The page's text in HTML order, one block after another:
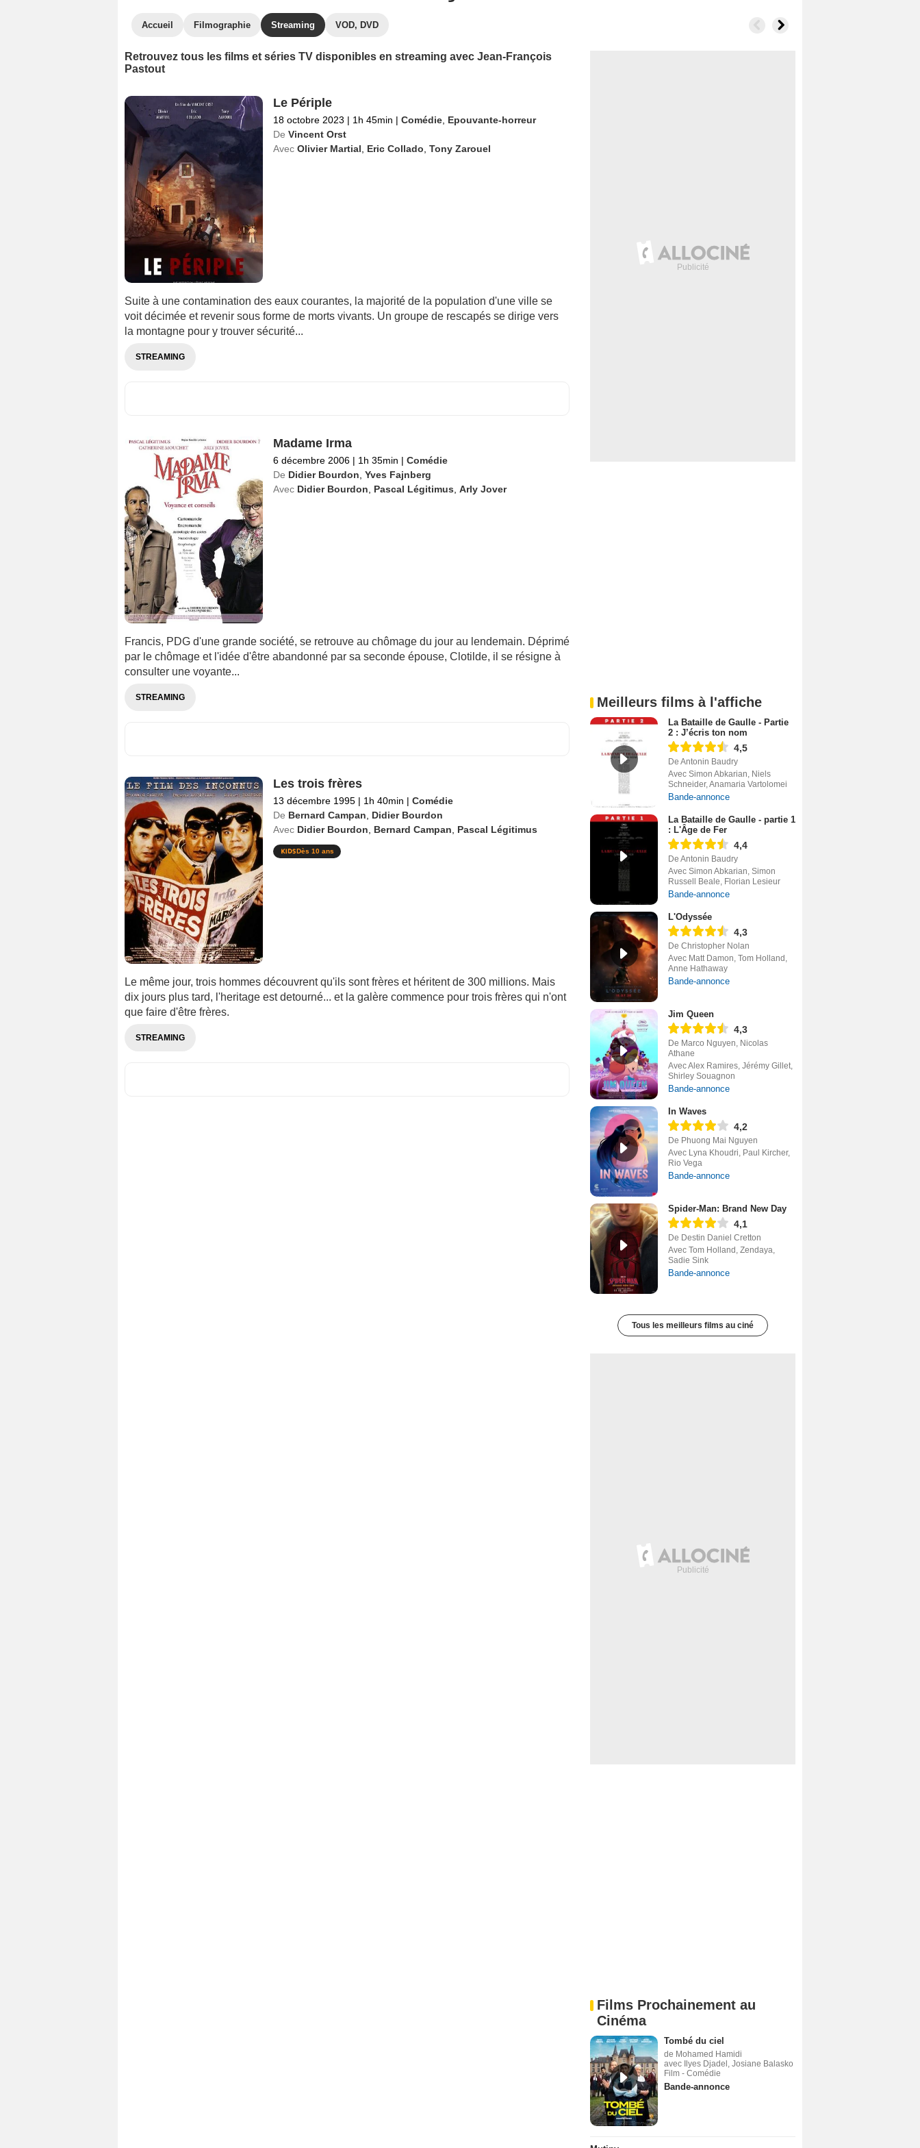
Accueil Filmographie Streaming VOD, DVD
Retrouvez tous les films et séries TV disponibles en streaming avec Jean-François
Pastout
Le Périple
18 octobre 2023 | 1h 45min | Comédie, Epouvante-horreur
De Vincent Orst
Avec Olivier Martial Eric Collado Tony Zarouel
Suite à une contamination des eaux courantes, la majorité de la population d'une ville se
voit décimée et revenir sous forme de morts vivants. Un groupe de rescapés se dirige vers
la montagne pour y trouver sécurité...
STREAMING
Madame Irma
6 décembre 2006 | 1h 35min | Comédie
De Didier Bourdon Yves Fajnberg
Avec Didier Bourdon Pascal Légitimus Arly Jover
Francis, PDG d'une grande société, se retrouve au chômage du jour au lendemain. Déprimé
par le chômage et l'idée d'être abandonné par sa seconde épouse, Clotilde, il se résigne à
consulter une voyante...
STREAMING
Les trois frères
13 décembre 1995 | 1h 40min | Comédie
De Bernard Campan
Didier Bourdon
Avec Didier Bourdon Bernard Campan Pascal Légitimus
Dès 10 ans
Le même jour, trois hommes découvrent qu'ils sont frères et héritent de 300 millions. Mais
dix jours plus tard, l'heritage est detourné... et la galère commence pour trois frères qui n'ont
que faire d'être frères.
STREAMING
Meilleurs films à l'affiche
La Bataille de Gaulle - Partie
2 : J’écris ton nom
4,5
De Antonin Baudry
Avec Simon Abkarian, Niels
Schneider, Anamaria Vartolomei
Bande-annonce
La Bataille de Gaulle - partie 1
: L'Âge de Fer
4,4
De Antonin Baudry
Avec Simon Abkarian, Simon
Russell Beale, Florian Lesieur
Bande-annonce
L'Odyssée
4,3
De Christopher Nolan
Avec Matt Damon, Tom Holland,
Anne Hathaway
Bande-annonce
Jim Queen
4,3
De Marco Nguyen, Nicolas
Athane
Avec Alex Ramires, Jérémy Gillet,
Shirley Souagnon
Bande-annonce
In Waves
4,2
De Phuong Mai Nguyen
Avec Lyna Khoudri, Paul Kircher,
Rio Vega
Bande-annonce
Spider-Man: Brand New Day
4,1
De Destin Daniel Cretton
Avec Tom Holland, Zendaya,
Sadie Sink
Bande-annonce
Tous les meilleurs films au ciné
Films Prochainement au
Cinéma
Tombé du ciel
de Mohamed Hamidi
avec Ilyes Djadel, Josiane Balasko
Film - Comédie
Bande-annonce